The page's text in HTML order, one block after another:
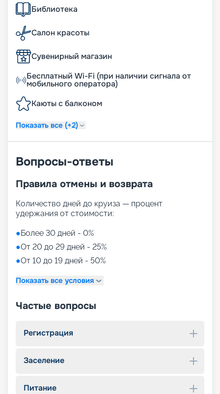
Библиотека
Салон красоты
Сувенирный магазин
Бесплатный Wi-Fi (при наличии сигнала от
мобильного оператора)
Каюты с балконом
Показать все (+2)
Вопросы-ответы
Правила отмены и возврата
Количество дней до круиза — процент
удержания от стоимости:
●Более 30 дней - 0%
●От 20 до 29 дней - 25%
●От 10 до 19 дней - 50%
Показать все условия
Частые вопросы
Регистрация
Заселение
Питание